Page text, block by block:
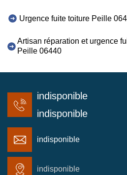
Urgence fuite toiture Peille
Artisan réparation et urgence
Peille 06440
indisponible
indisponible
indisponible
indisponible